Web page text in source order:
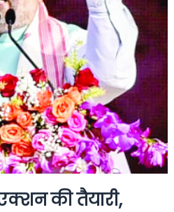
की तैयारी,